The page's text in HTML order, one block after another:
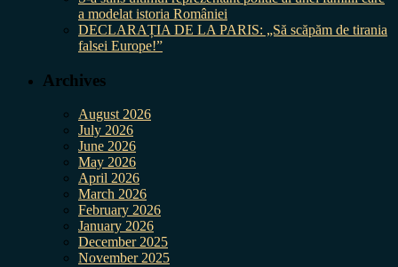
a modelat istoria României
DECLARAȚIA DE LA PARIS: „Să scăpăm de tirania
falsei Europe!”
Archives
August 2026
July 2026
June 2026
May 2026
April 2026
March 2026
February 2026
January 2026
December 2025
November 2025